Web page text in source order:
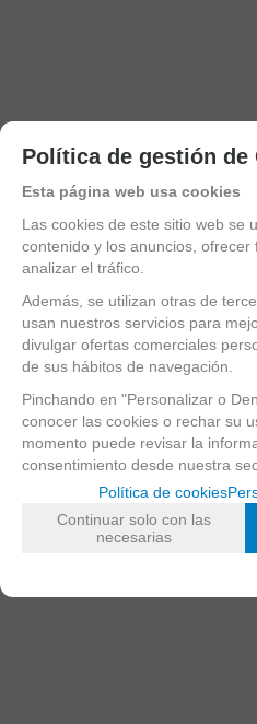
Bolsa
9200XP para
violín/viola
Hightech
forma
72 horas
15%
PVP Sin
148,14€
125,92 €
21.00%
incluido
Estuche
clásica Bam
8002XL Silver
carbon
72 horas
15%
PVP Sin
845,75€
718,89 €
incluido
Política de gestión de
Esta página web usa cookies
Las cookies de este sitio web se
contenido y los anuncios,
analizar el tráfico.
Además, se utilizan otras de
usan nuestros servicios para
divulgar ofertas comerciales
de sus hábitos de navegación.
Pinchando en "Personalizar o
conocer las cookies o rechar su
momento puede revisar la
consentimiento desde nuestra
Política de cookies
Continuar solo con las
necesarias